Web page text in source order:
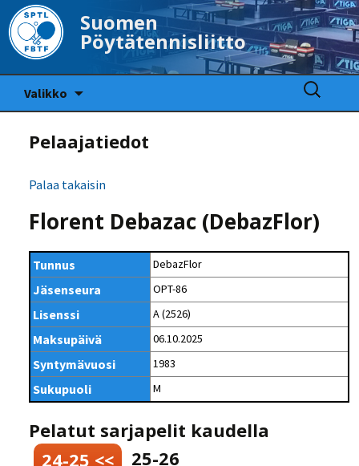
Suomen
Pöytätennisliitto
Valikko
Haku:
Pelaajatiedot
Palaa takaisin
Florent Debazac (DebazFlor)
Tunnus DebazFlor
Jäsenseura OPT-86
Lisenssi A (2526)
Maksupäivä 06.10.2025
Syntymävuosi 1983
Sukupuoli M
Pelatut sarjapelit kaudella
24-25 <<
25-26